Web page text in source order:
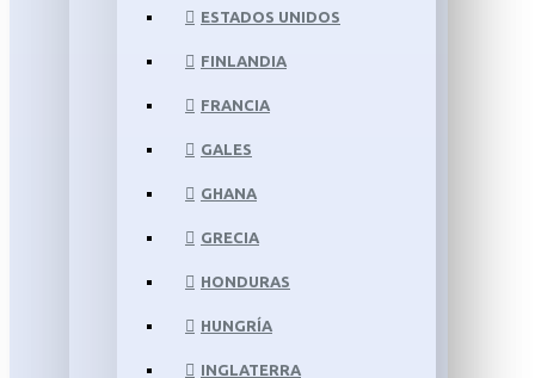
ESTADOS UNIDOS
FINLANDIA
FRANCIA
GALES
GHANA
GRECIA
HONDURAS
HUNGRÍA
INGLATERRA